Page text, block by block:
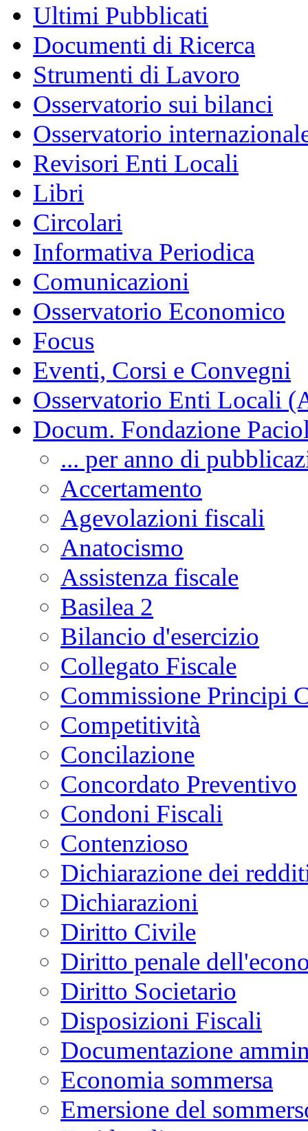
Ultimi Pubblicati
Documenti di Ricerca
Strumenti di Lavoro
Osservatorio sui bilanci
Osservatorio
Revisori Enti Locali
Libri
Circolari
Informativa Periodica
Comunicazioni
Osservatorio Economico
Focus
Eventi, Corsi e Convegni
Osservatorio Enti Locali
Docum. Fondazione
... per anno di
Accertamento
Agevolazioni fiscali
Anatocismo
Assistenza fiscale
Basilea 2
Bilancio d'esercizio
Collegato Fiscale
Commissione Principi
Competitività
Concilazione
Concordato Preventivo
Condoni Fiscali
Contenzioso
Dichiarazione dei
Dichiarazioni
Diritto Civile
Diritto penale
Diritto Societario
Disposizioni Fiscali
Documentazione
Economia sommersa
Emersione del